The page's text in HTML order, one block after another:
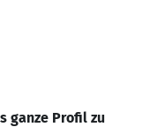
ganze Profil zu